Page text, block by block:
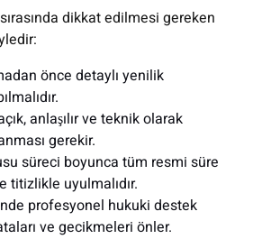
dikkat edilmesi gereken
önce detaylı yenilik
anlaşılır ve teknik olarak
gerekir.
süreci boyunca tüm resmi süre
titizlikle uyulmalıdır.
profesyonel hukuki destek
ve gecikmeleri önler.